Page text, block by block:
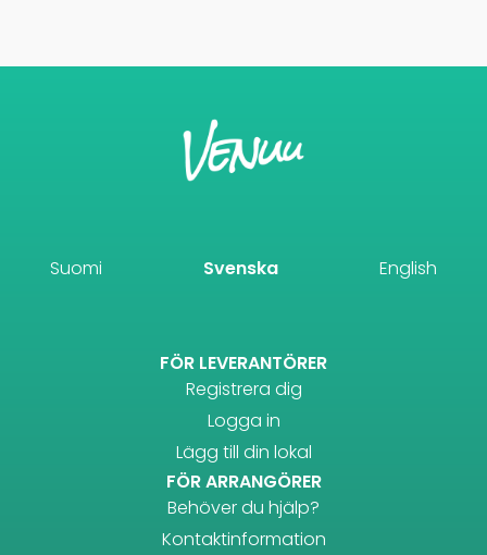
Suomi Svenska English
FÖR LEVERANTÖRER
Registrera dig
Logga in
Lägg till din lokal
FÖR ARRANGÖRER
Behöver du hjälp?
Kontaktinformation